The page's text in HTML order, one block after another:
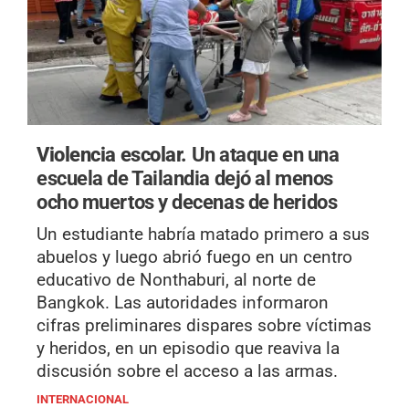
Violencia escolar. Un ataque en una
escuela de Tailandia dejó al menos
ocho muertos y decenas de heridos
Un estudiante habría matado primero a sus
abuelos y luego abrió fuego en un centro
educativo de Nonthaburi, al norte de
Bangkok. Las autoridades informaron
cifras preliminares dispares sobre víctimas
y heridos, en un episodio que reaviva la
discusión sobre el acceso a las armas.
INTERNACIONAL